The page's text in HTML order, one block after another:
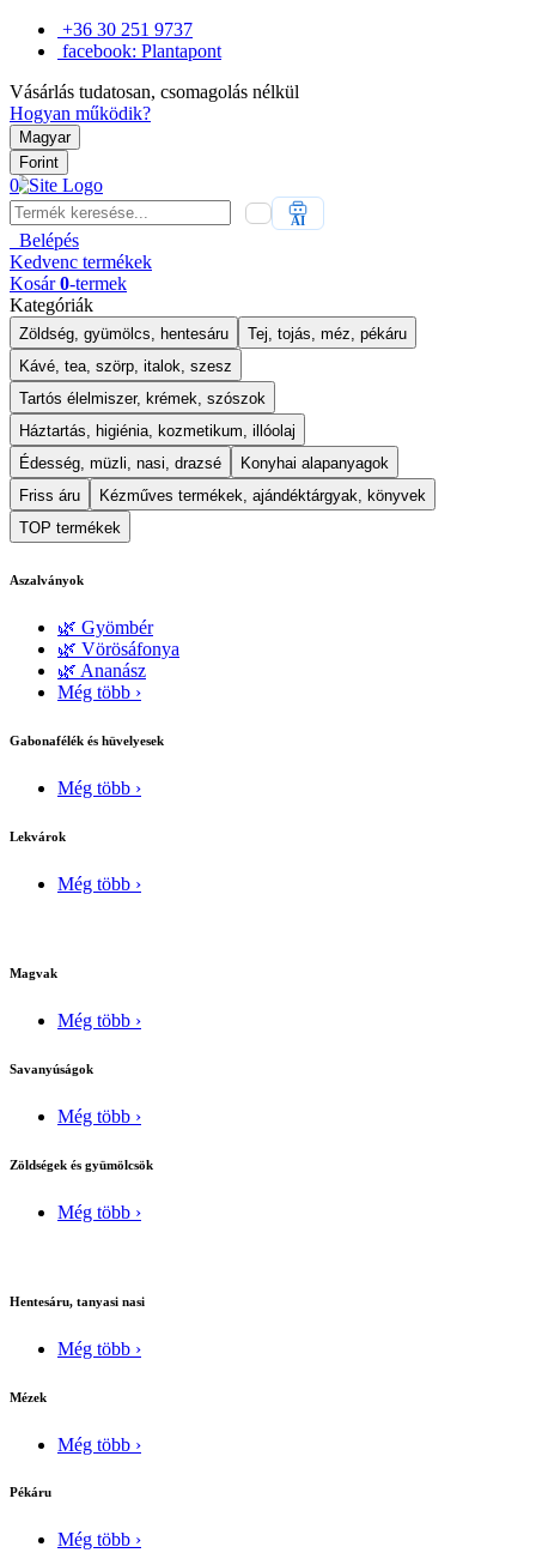
+36 30 251 9737
facebook: Plantapont
Vásárlás tudatosan, csomagolás nélkül
Hogyan működik?
Magyar
Forint
0
AI
Belépés
Kedvenc termékek
Kosár 0-termek
Kategóriák
Zöldség, gyümölcs, hentesáru
Tej, tojás, méz, pékáru
Kávé, tea, szörp, italok, szesz
Tartós élelmiszer, krémek, szószok
Háztartás, higiénia, kozmetikum, illóolaj
Édesség, müzli, nasi, drazsé
Konyhai alapanyagok
Friss áru
Kézműves termékek, ajándéktárgyak, könyvek
TOP termékek
Aszalványok
🌿 Gyömbér
🌿 Vörösáfonya
🌿 Ananász
Még több ›
Gabonafélék és hüvelyesek
Még több ›
Lekvárok
Még több ›
Magvak
Még több ›
Savanyúságok
Még több ›
Zöldségek és gyümölcsök
Még több ›
Hentesáru, tanyasi nasi
Még több ›
Mézek
Még több ›
Pékáru
Még több ›